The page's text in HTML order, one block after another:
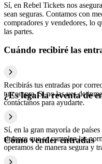
Sí, en Rebel Tickets nos
sean seguras. Contamos con
compradores y vendedores, lo
las partes.
Cuándo recibiré las
Recibirás tus entradas por
tu compra. Si no las ves de
contáctanos para ayudarte.
¿Es legal la reventa de
Sí, en la gran mayoría de
siempre que se cumplan las
operamos de manera segura y
Cómo vender entradas